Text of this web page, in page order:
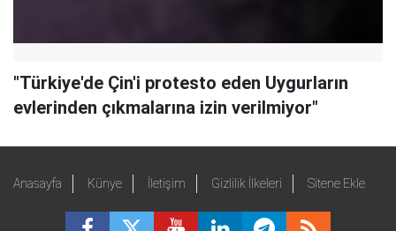
"Türkiye'de Çin'i protesto eden Uygurların
evlerinden çıkmalarına izin verilmiyor"
Anasayfa Künye İletişim Gizlilik İlkeleri Sitene Ekle